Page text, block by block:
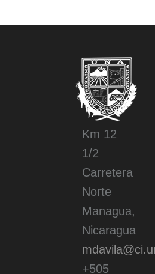
Km 12
1/2
Carretera
Norte
Managua,
Nicaragua
+505